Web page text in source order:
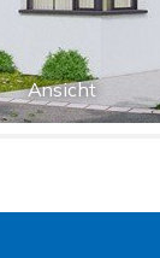
Ansicht